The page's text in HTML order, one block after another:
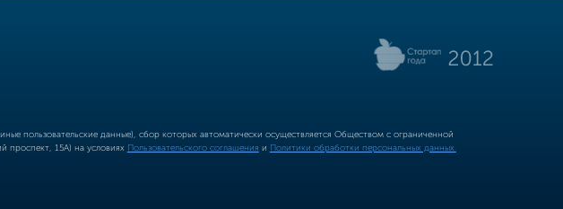
пользовательские данные), сбор которых автоматически осуществляется Обществом с ограниченной
проспект, 15А) на условиях Пользовательского соглашения и Политики обработки персональных данных.